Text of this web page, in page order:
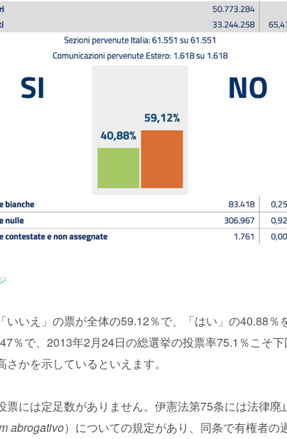
いいえ」の票が全体の59.12％で、「はい」の40.88％
％で、2013年2月24日の総選挙の投票率75.1％こそ
かを示しているといえます。
票には定足数がありません。伊憲法第75条には法律廃
abrogativo）についての規定があり、同条で有権者の